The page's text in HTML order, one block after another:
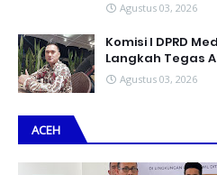
Agustus 03, 2026
Komisi I DPRD
Langkah Tegas
Agustus 03, 2026
ACEH